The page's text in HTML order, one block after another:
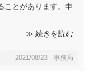
ことがあります。申
≫ 続きを読む
2021/08/23 事務局